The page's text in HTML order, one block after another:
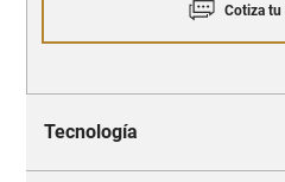
Cotiza tu
Tecnología